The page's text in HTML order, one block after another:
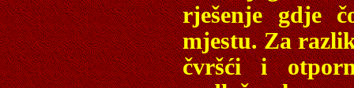
rješenje gdje
mjestu. Za
čvršći i